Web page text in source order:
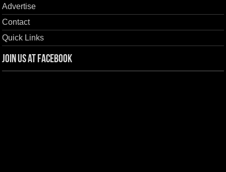
Advertise
Contact
Quick Links
Join us at Facebook